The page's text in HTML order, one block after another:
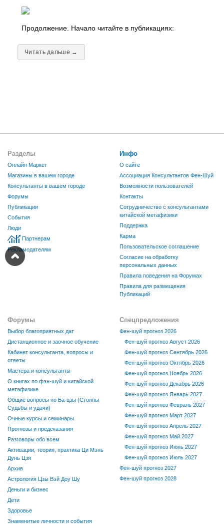
Продолжение. Начало читайте в публикациях:
Читать дальше →
Разделы
Онлайн Маркет
Магазины в вашем городе
Консультанты в вашем городе
Форумы
Публикации
События
Люди
Партнерам
Рекламодателям
Инфо
О сайте
Ассоциация Консультантов Фен-Шуй
Возможности пользователей
Контакты
Сотрудничество с консультантами
китайской метафизики
Поддержка
Карма
Пользовательское соглашение
Согласие на обработку
персональных данных
Правила поведения на Форумах
Правила для размещения
Публикаций
Форумы
Выбор благоприятных дат
Дистанционное и заочное обучение
Кабинет консультанта, вопросы и
ответы
Мастера и консультанты
О книгах по фэн-шуй и китайской
метафизике
Общие вопросы по Ба-цзы (Столпы
Судьбы и удачи)
Очные курсы и семинары
Прогнозы и предсказания
Разговоры обо всем
Активации, теория, практика Ци Мэнь
Дунь Цзя
Архив
Астрология Цзы Вэй Доу Шу
Деньги и бизнес
Дети
Здоровье
Знаменитые личности и события
Спецпредложения
Фен-шуй прогноз 2026
Фен-шуй прогноз Август 2026
Фен-шуй прогноз Сентябрь 2026
Фен-шуй прогноз Октябрь 2026
Фен-шуй прогноз Ноябрь 2026
Фен-шуй прогноз Декабрь 2026
Фен-шуй прогноз Январь 2027
Фен-шуй прогноз Февраль 2027
Фен-шуй прогноз Март 2027
Фен-шуй прогноз Апрель 2027
Фен-шуй прогноз Май 2027
Фен-шуй прогноз Июнь 2027
Фен-шуй прогноз Июль 2027
Фен-шуй прогноз 2027
Фен-шуй прогноз 2028